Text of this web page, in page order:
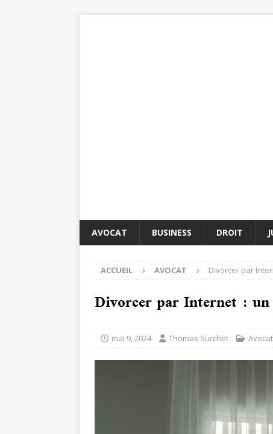
AVOCAT BUSINESS DROIT
ACCUEIL AVOCAT Divorcer par
Divorcer par Internet :
mai 9, 2024 Thomas Surchet Avocat